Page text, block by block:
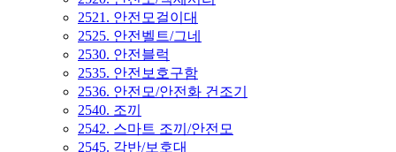
2521. 안전모걸이대
2525. 안전벨트/그네
2530. 안전블럭
2535. 안전보호구함
2536. 안전모/안전화 건조기
2540. 조끼
2542. 스마트 조끼/안전모
2545. 각반/보호대